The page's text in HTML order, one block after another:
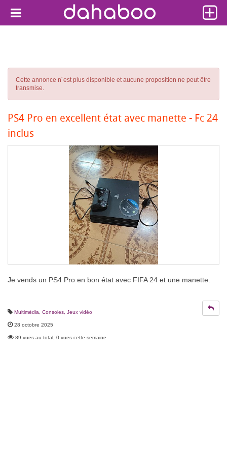
Cette annonce n´est plus disponible et aucune proposition ne peut être
transmise.
PS4 Pro en excellent état avec manette - Fc 24
inclus
Je vends un PS4 Pro en bon état avec FIFA 24 et une manette.
Multimédia Consoles, Jeux vidéo
28 octobre 2025
89 vues au total, 0 vues cette semaine